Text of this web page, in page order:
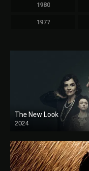
1980
1977
The New Look
2024